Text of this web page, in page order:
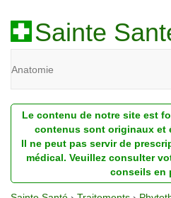
Sainte
Anatomie
Diagnostic
Dossiers
Homéopathie
Le contenu de notre site est
contenus sont originaux et
Il ne peut pas servir de
médical. Veuillez consulter
conseils en